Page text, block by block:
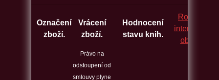
Označení
zboží.
Vrácení
zboží.
Hodnocení
stavu knih.
Rozcestník
obchodů.
Právo na
odstoupení od
smlouvy plyne